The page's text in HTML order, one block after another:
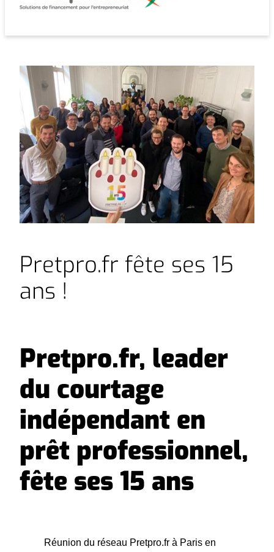
contenu
Pretpro.fr fête ses 15
ans !
Pretpro.fr, leader
du courtage
indépendant en
prêt professionnel,
fête ses 15 ans
Réunion du réseau Pretpro.fr à Paris en